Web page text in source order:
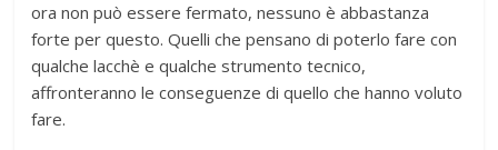
ora non può essere fermato, nessuno è abbastanza
forte per questo. Quelli che pensano di poterlo fare con
qualche lacchè e qualche strumento tecnico,
affronteranno le conseguenze di quello che hanno voluto
fare.